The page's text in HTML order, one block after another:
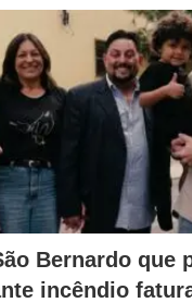
Bernardo que
incêndio